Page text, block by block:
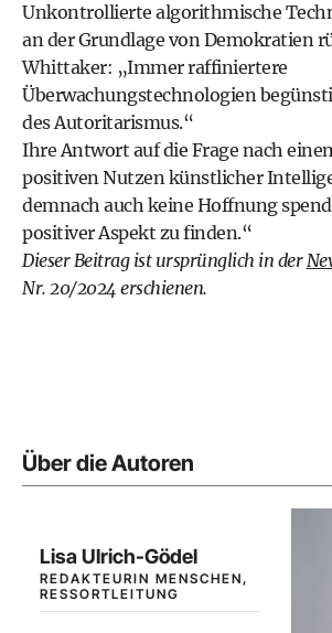
Unkontrollierte algorithmische
an der Grundlage von Demokratien
Whittaker: „Immer raffiniertere
Überwachungstechnologien
des Autoritarismus.“
Ihre Antwort auf die Frage nach
positiven Nutzen künstlicher
demnach auch keine Hoffnung
positiver Aspekt zu finden.“
Dieser Beitrag ist ursprünglich in der
Nr. 20/2024 erschienen.
Über die Autoren
Lisa Ulrich-Gödel
REDAKTEURIN MENSCHEN,
RESSORTLEITUNG